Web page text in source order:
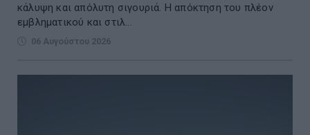
κάλυψη και απόλυτη σιγουριά. Η απόκτηση του πλέον
εμβληματικού και στιλ...
06 Αυγούστου 2026